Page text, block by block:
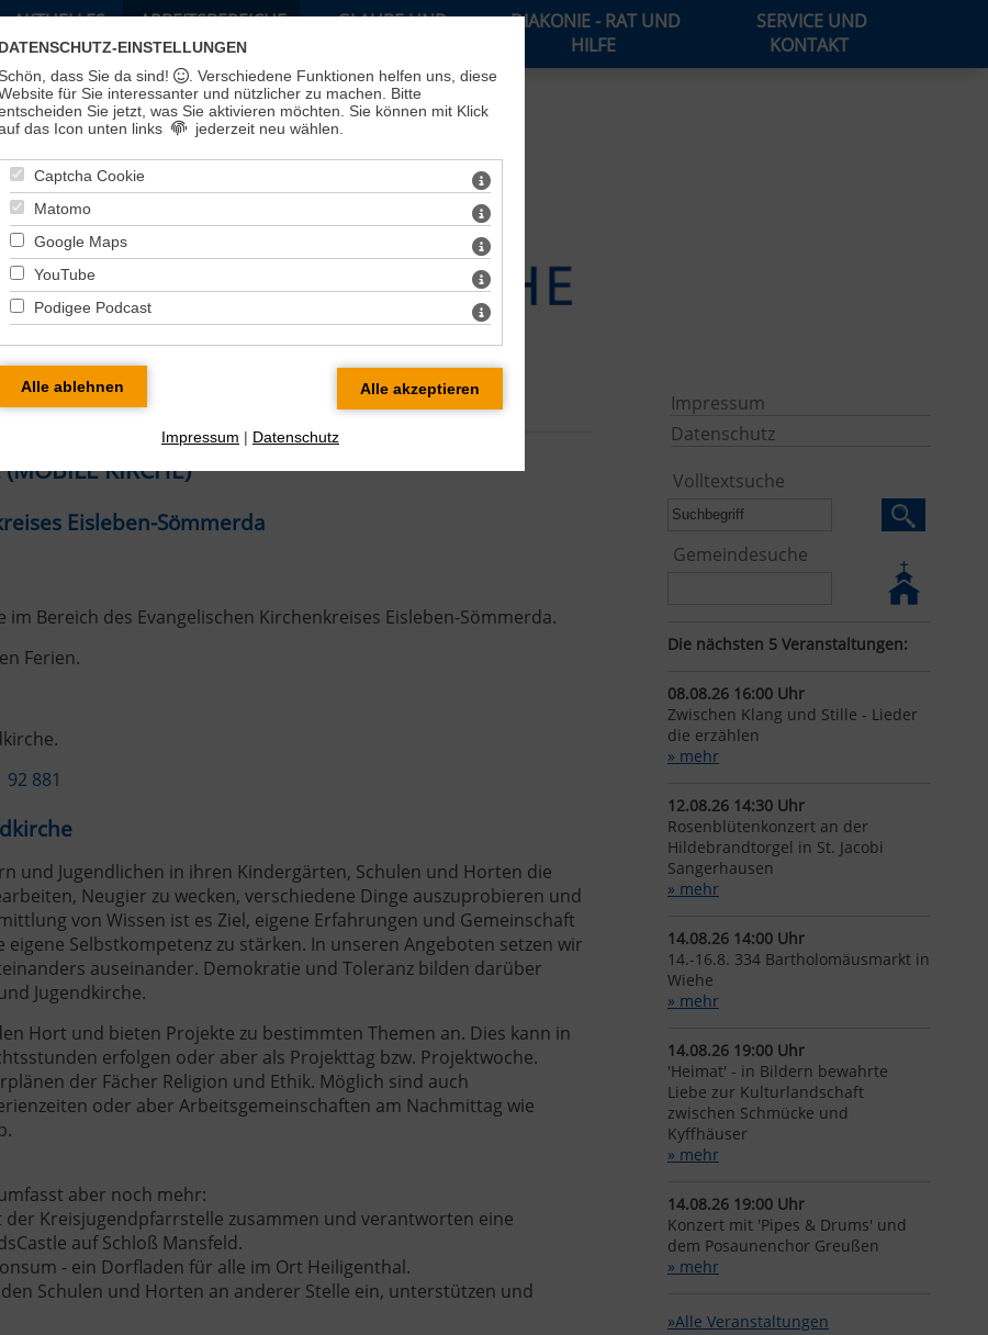
AKTUELLES ARBEITSBEREICHE
GLAUBE UND
DIAKONIE - RAT UND
HILFE
SERVICE UND
KONTAKT
KIRCHE)
Eisleben-Sömmerda
Bereich des Evangelischen Kirchenkreises Eisleben-Sömmerda.
Ferien.
92 881
und Jugendlichen in ihren Kindergärten, Schulen und Horten die
Neugier zu wecken, verschiedene Dinge auszuprobieren und
von Wissen ist es Ziel, eigene Erfahrungen und Gemeinschaft
Selbstkompetenz zu stärken. In unseren Angeboten setzen wir
auseinander. Demokratie und Toleranz bilden darüber
Jugendkirche.
Hort und bieten Projekte zu bestimmten Themen an. Dies kann in
erfolgen oder aber als Projekttag bzw. Projektwoche.
der Fächer Religion und Ethik. Möglich sind auch
oder aber Arbeitsgemeinschaften am Nachmittag wie
aber noch mehr:
Kreisjugendpfarrstelle zusammen und verantworten eine
auf Schloß Mansfeld.
- ein Dorfladen für alle im Ort Heiligenthal.
Schulen und Horten an anderer Stelle ein, unterstützen und
Impressum
Datenschutz
Volltextsuche
Gemeindesuche
Die nächsten 5 Veranstaltungen:
08.08.26 16:00 Uhr
Zwischen Klang und Stille - Lieder
die erzählen
» mehr
12.08.26 14:30 Uhr
Rosenblütenkonzert an der
Hildebrandtorgel in St. Jacobi
Sangerhausen
» mehr
14.08.26 14:00 Uhr
14.-16.8. 334 Bartholomäusmarkt in
Wiehe
» mehr
14.08.26 19:00 Uhr
'Heimat' - in Bildern bewahrte
Liebe zur Kulturlandschaft
zwischen Schmücke und
Kyffhäuser
» mehr
14.08.26 19:00 Uhr
Konzert mit 'Pipes & Drums' und
dem Posaunenchor Greußen
» mehr
»Alle Veranstaltungen
DATENSCHUTZ-EINSTELLUNGEN
Schön, dass Sie da sind!
. Verschiedene Funktionen helfen uns, diese
für Sie interessanter und nützlicher zu machen.
Bitte
Sie jetzt, was Sie aktivieren möchten. Sie können mit Klick
das Icon unten links
jederzeit neu wählen.
Captcha Cookie
Matomo
Google Maps
YouTube
Podigee Podcast
Impressum | Datenschutz